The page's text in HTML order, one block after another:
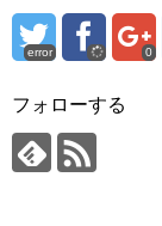
error 0
フォローする